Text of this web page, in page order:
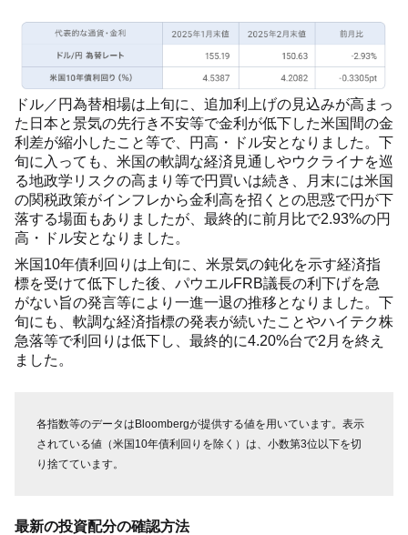
ドル／円為替相場は上旬に、追加利上げの見込みが高まっ
た日本と景気の先行き不安等で金利が低下した米国間の金
利差が縮小したこと等で、円高・ドル安となりました。下
旬に入っても、米国の軟調な経済見通しやウクライナを巡
る地政学リスクの高まり等で円買いは続き、月末には米国
の関税政策がインフレから金利高を招くとの思惑で円が下
落する場面もありましたが、最終的に前月比で2.93%の円
高・ドル安となりました。
米国10年債利回りは上旬に、米景気の鈍化を示す経済指
標を受けて低下した後、パウエルFRB議長の利下げを急
がない旨の発言等により一進一退の推移となりました。下
旬にも、軟調な経済指標の発表が続いたことやハイテク株
急落等で利回りは低下し、最終的に4.20%台で2月を終え
ました。
各指数等のデータはBloombergが提供する値を用いています。表示
されている値（米国10年債利回りを除く）は、小数第3位以下を切
り捨てています。
最新の投資配分の確認方法